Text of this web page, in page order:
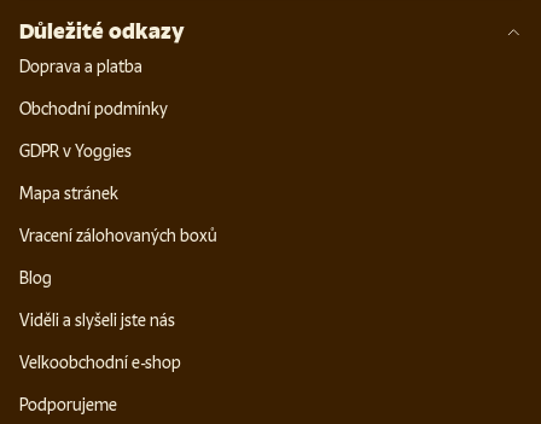
Důležité odkazy
Doprava a platba
Obchodní podmínky
GDPR v Yoggies
Mapa stránek
Vracení zálohovaných boxů
Blog
Viděli a slyšeli jste nás
Velkoobchodní e-shop
Podporujeme